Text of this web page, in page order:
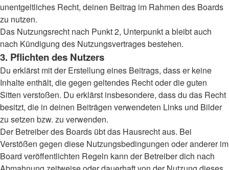
unentgeltliches Recht, deinen Beitrag im Rahmen des Boards
zu nutzen.
Das Nutzungsrecht nach Punkt 2, Unterpunkt a bleibt auch
nach Kündigung des Nutzungsvertrages bestehen.
3. Pflichten des Nutzers
Du erklärst mit der Erstellung eines Beitrags, dass er keine
Inhalte enthält, die gegen geltendes Recht oder die guten
Sitten verstoßen. Du erklärst insbesondere, dass du das Recht
besitzt, die in deinen Beiträgen verwendeten Links und Bilder
zu setzen bzw. zu verwenden.
Der Betreiber des Boards übt das Hausrecht aus. Bei
Verstößen gegen diese Nutzungsbedingungen oder anderer im
Board veröffentlichten Regeln kann der Betreiber dich nach